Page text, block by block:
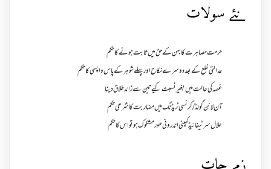
نئے سولات
حرمت مصاہرت کا بہن کے حق میں ثابت ہونے کا حکم
عدالتی خلع کے بعد دوسرے نکاح اور پہلے شوہر کے پاس واپسی کا حکم
غصہ کی حالت میں بغیر نسبت کیے تین سے زائد طلاق دینا
آن لائن گولڈ /کرنسی ٹریڈنگ میں مضاربت کا شرعی حکم
حلال سرٹیفائیڈ کمپنی اندرونی طور مشکوک ہو تو اس کا حکم